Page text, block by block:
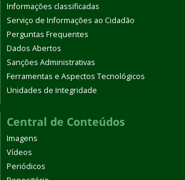
Informações classificadas
Serviço de Informações ao Cidadão
Perguntas Frequentes
Dados Abertos
Sanções Administrativas
Ferramentas e Aspectos Tecnológicos
Unidades de Integridade
Central de Conteúdos
Imagens
Vídeos
Periódicos